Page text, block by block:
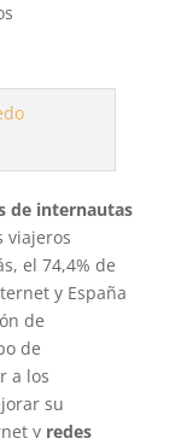
de internautas
viajeros
el 74,4% de
y España
de
de
a los
su
y redes